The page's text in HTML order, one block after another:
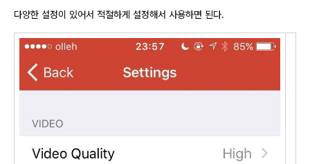
다양한 설정이 있어서 적절하게 설정해서 사용하면 된다.